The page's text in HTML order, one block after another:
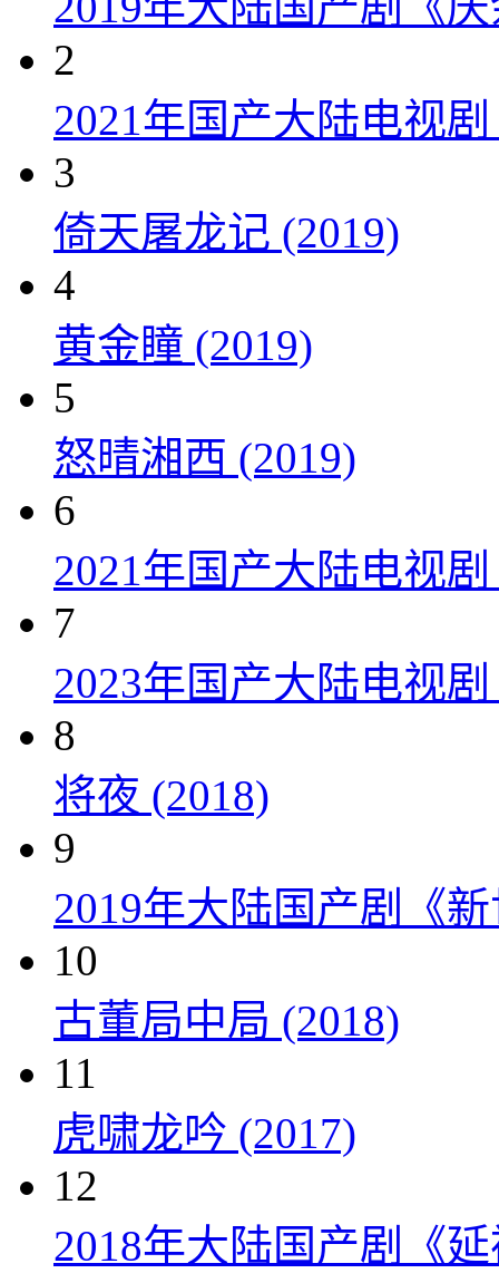
2
2021年国产大陆电视
3
倚天屠龙记 (2019)
4
黄金瞳 (2019)
5
怒晴湘西 (2019)
6
2021年国产大陆电视
7
2023年国产大陆电视
8
将夜 (2018)
9
2019年大陆国产剧《
10
古董局中局 (2018)
11
虎啸龙吟 (2017)
12
2018年大陆国产剧《